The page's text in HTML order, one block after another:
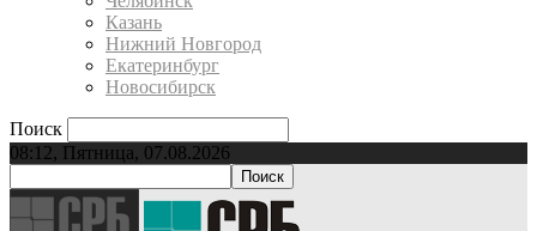
Казань
Нижний Новгород
Екатеринбург
Новосибирск
Поиск
08:12, Пятница, 07.08.2026